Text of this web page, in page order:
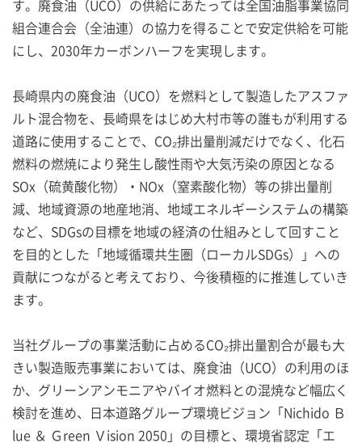
す。廃食油（UCO）の供給にあたっては全国油脂事業協同
組合連合会（全油連）の協力を得ることで安定供給を可能
にし、2030年カーボンハーフを実現します。
長崎県内の廃食油（UCO）を燃料として製造したアスファ
ルト混合物を、長崎県をはじめ大村市等の誰もが利用する
道路に使用することで、CO₂排出量削減だけでなく、化石
燃料の燃焼により発生し酸性雨や大気汚染の原因となる
SOx（硫黄酸化物）・NOx（窒素酸化物）等の排出量削
減、地域資源の地産地消、地域エネルギーシステムの構築
など、SDGsの目標を地域の経済の仕組みとして回すこと
を目的とした「地域循環共生圏（ローカルSDGs）」への
貢献につながると考えており、今後積極的に推進していき
ます。
当社グループの事業活動に占めるCO₂排出量割合が最も大
きい製造販売事業においては、廃食油（UCO）の利用のほ
か、グリーンアンモニアやバイオ燃料との混焼など幅広く
検討を進め、日本道路グループ環境ビジョン「Nichido Ｂ
lue ＆ Ｇreen Ｖision 2050」の目標と、環境省認定「エ